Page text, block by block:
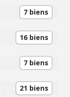
7 biens
16 biens
7 biens
21 biens